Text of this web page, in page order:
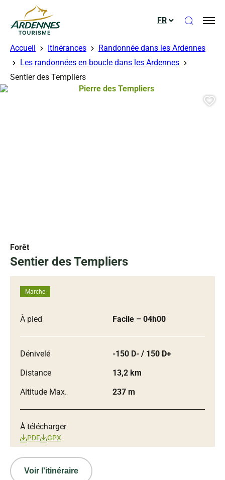
ADT des Ardennes
FR Ouvrir
Accueil Itinérances
Randonnée dans les Ardennes
Les randonnées en boucle dans les Ardennes
Sentier des Templiers
Forêt
Sentier des Templiers
Pierre des Templiers, © credit
Marche
À pied Facile – 04h00
Dénivelé
-150 D- / 150 D+
Distance
13,2 km
Altitude Max.
237 m
À télécharger
PDF GPX
Voir l'itinéraire